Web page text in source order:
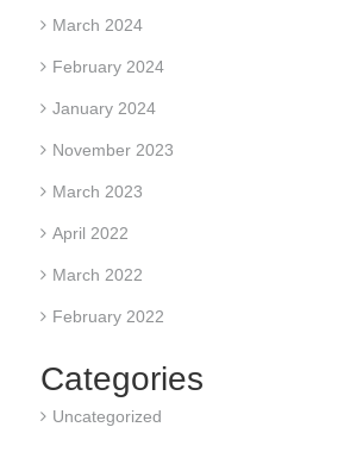
March 2024
February 2024
January 2024
November 2023
March 2023
April 2022
March 2022
February 2022
Categories
Uncategorized